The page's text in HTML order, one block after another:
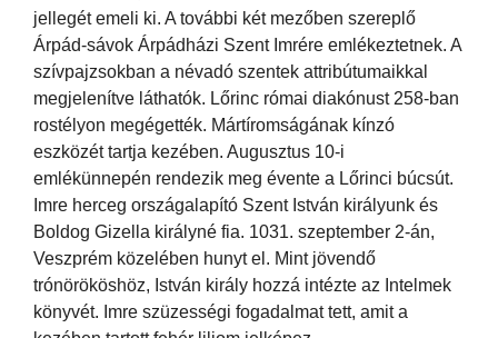
jellegét emeli ki. A további két mezőben szereplő
Árpád-sávok Árpádházi Szent Imrére emlékeztetnek. A
szívpajzsokban a névadó szentek attribútumaikkal
megjelenítve láthatók. Lőrinc római diakónust 258-ban
rostélyon megégették. Mártíromságának kínzó
eszközét tartja kezében. Augusztus 10-i
emlékünnepén rendezik meg évente a Lőrinci búcsút.
Imre herceg országalapító Szent István királyunk és
Boldog Gizella királyné fia. 1031. szeptember 2-án,
Veszprém közelében hunyt el. Mint jövendő
trónörököshöz, István király hozzá intézte az Intelmek
könyvét. Imre szüzességi fogadalmat tett, amit a